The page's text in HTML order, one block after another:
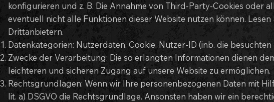
konfigurieren und z. B. Die Annahme von Third-Party-Cookies oder
eventuell nicht alle Funktionen dieser Website nutzen können.
Drittanbietern.
Datenkategorien: Nutzerdaten, Cookie, Nutzer-ID (inb. die
Zwecke der Verarbeitung: Die so erlangten Informationen dienen
leichteren und sicheren Zugang auf unsere Website zu ermöglichen.
Rechtsgrundlagen: Wenn wir Ihre personenbezogenen Daten mit
lit. a) DSGVO die Rechtsgrundlage. Ansonsten haben wir ein